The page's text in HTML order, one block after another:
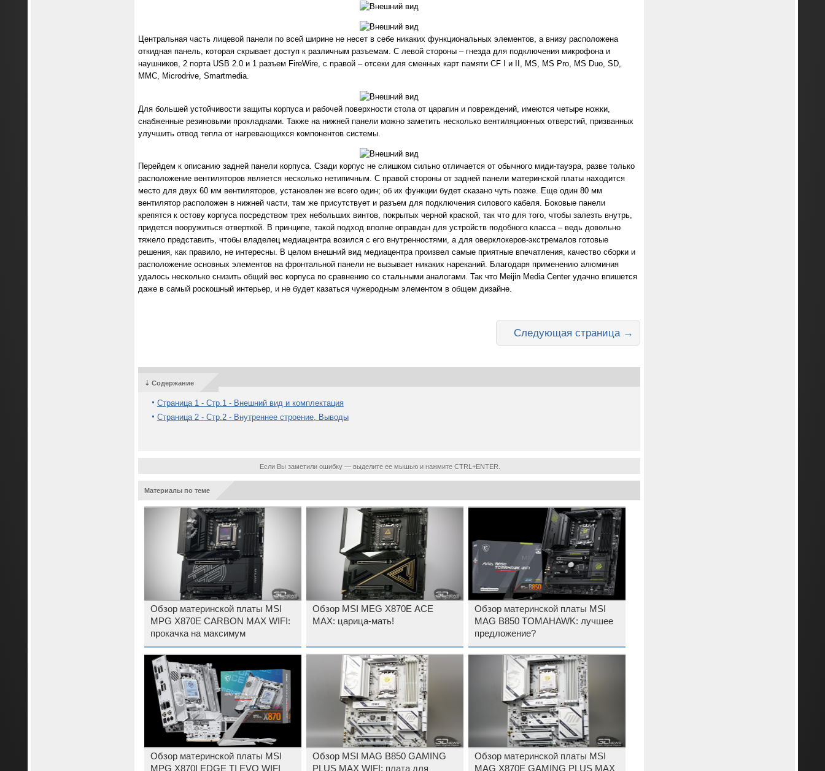
Центральная часть лицевой панели по всей ширине не несет в себе никаких функциональных элементов, а внизу расположена
откидная панель, которая скрывает доступ к различным разъемам. С левой стороны – гнезда для подключения микрофона и
наушников, 2 порта USB 2.0 и 1 разъем FireWire, с правой – отсеки для сменных карт памяти CF I и II, MS, MS Pro, MS Duo, SD,
MMC, Microdrive, Smartmedia.
Для большей устойчивости защиты корпуса и рабочей поверхности стола от царапин и повреждений, имеются четыре ножки,
снабженные резиновыми прокладками. Также на нижней панели можно заметить несколько вентиляционных отверстий, призванных
улучшить отвод тепла от нагревающихся компонентов системы.
Перейдем к описанию задней панели корпуса. Сзади корпус не слишком сильно отличается от обычного миди-тауэра, разве только
расположение вентиляторов является несколько нетипичным. С правой стороны от задней панели материнской платы находится
место для двух 60 мм вентиляторов, установлен же всего один; об их функции будет сказано чуть позже. Еще один 80 мм
вентилятор расположен в нижней части, там же присутствует и разъем для подключения силового кабеля. Боковые панели
крепятся к остову корпуса посредством трех небольших винтов, покрытых черной краской, так что для того, чтобы залезть внутрь,
придется вооружиться отверткой. В принципе, такой подход вполне оправдан для устройств подобного класса – ведь довольно
тяжело представить, чтобы владелец медиацентра возился с его внутренностями, а для оверклокеров-экстремалов готовые
решения, как правило, не интересны. В целом внешний вид медиацентра произвел самые приятные впечатления, качество сборки и
расположение основных элементов на фронтальной панели не вызывает никаких нареканий. Благодаря применению алюминия
удалось несколько снизить общий вес корпуса по сравнению со стальными аналогами. Так что Meijin Media Center удачно впишется
даже в самый роскошный интерьер, и не будет казаться чужеродным элементом в общем дизайне.
Следующая страница →
⇣ Содержание
Страница 1 - Стр.1 - Внешний вид и комплектация
Страница 2 - Стр.2 - Внутреннее строение, Выводы
Если Вы заметили ошибку — выделите ее мышью и нажмите CTRL+ENTER.
Материалы по теме
Обзор материнской платы MSI
MPG X870E CARBON MAX WIFI:
прокачка на максимум
Обзор MSI MEG X870E ACE
MAX: царица-мать!
Обзор материнской платы MSI
MAG B850 TOMAHAWK: лучшее
предложение?
Обзор материнской платы MSI
MPG X870I EDGE TI EVO WIFI
Обзор MSI MAG B850 GAMING
PLUS MAX WIFI: плата для
Обзор материнской платы MSI
MAG X870E GAMING PLUS MAX